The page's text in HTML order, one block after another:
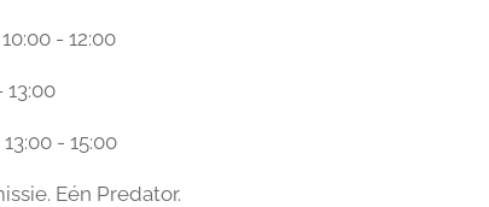
- 12:00
13:00
- 15:00
Eén Predator. 🐾💀